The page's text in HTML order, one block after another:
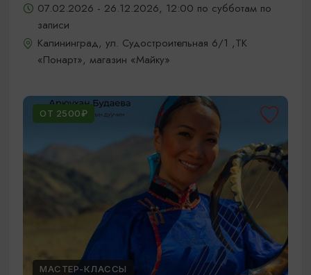
07.02.2026 - 26.12.2026, 12:00 по субботам по
записи
Калининград, ул. Судостроительная 6/1 ,ТК
«Понарт», магазин «Майку»
ОТ 2500₽
МАСТЕР-КЛАССЫ